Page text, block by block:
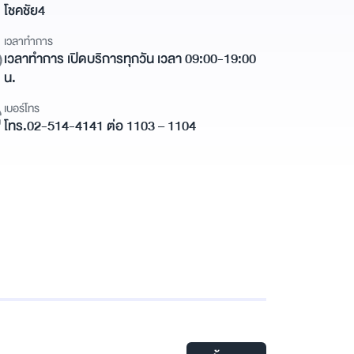
โชคชัย4
เวลาทำการ
เวลาทำการ เปิดบริการทุกวัน เวลา 09:00-19:00
น.
เบอร์โทร
โทร.02-514-4141 ต่อ 1103 – 1104